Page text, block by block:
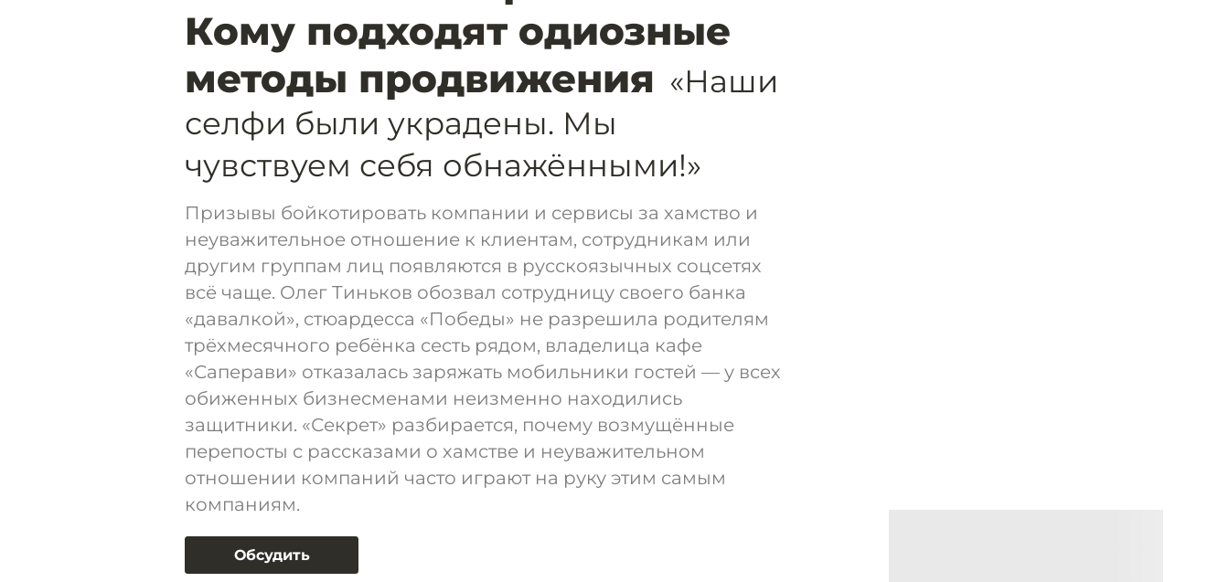
Кому подходят одиозные
методы продвижения «Наши
селфи были украдены. Мы
чувствуем себя обнажёнными!»
Призывы бойкотировать компании и сервисы за хамство и
неуважительное отношение к клиентам, сотрудникам или
другим группам лиц появляются в русскоязычных соцсетях
всё чаще. Олег Тиньков обозвал сотрудницу своего банка
«давалкой», стюардесса «Победы» не разрешила родителям
трёхмесячного ребёнка сесть рядом, владелица кафе
«Саперави» отказалась заряжать мобильники гостей — у всех
обиженных бизнесменами неизменно находились
защитники. «Секрет» разбирается, почему возмущённые
перепосты с рассказами о хамстве и неуважительном
отношении компаний часто играют на руку этим самым
компаниям.
Обсудить